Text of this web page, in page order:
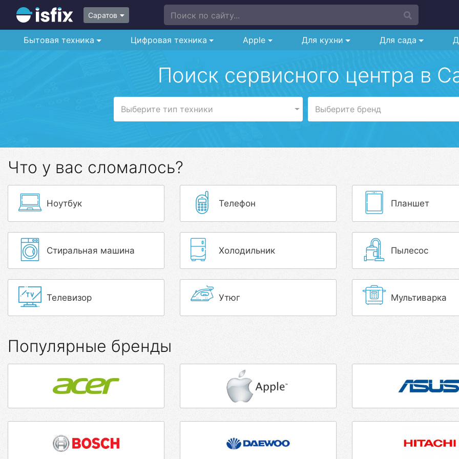
Саратов Поиск по сайту...
Бытовая техника Цифровая техника Apple Для кухни Для сада
Поиск сервисного центра в
Выберите тип техники Выберите бренд
Что у вас сломалось?
Ноутбук Телефон Планшет
Стиральная машина Холодильник Пылесос
Телевизор Утюг Мультиварка
Популярные бренды